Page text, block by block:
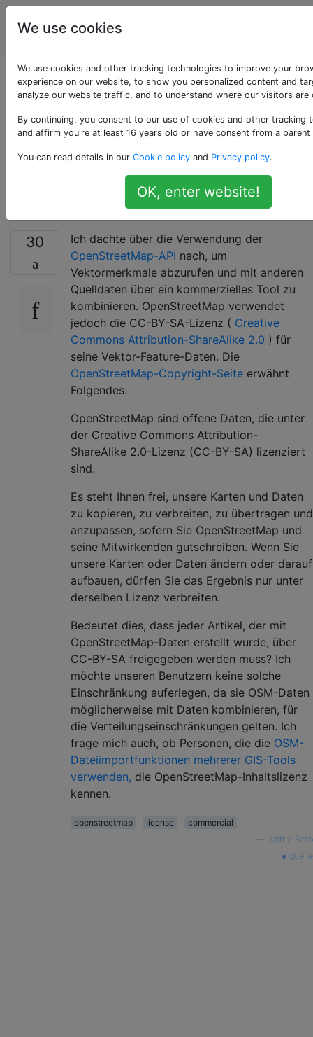
Geografisches
Informationssystem
OpenStreetMap-
Inhalte in
kommerziellen
Anwendungen
30
Ich dachte über die Verwendung der
OpenStreetMap-API nach, um
Vektormerkmale abzurufen und mit anderen
Quelldaten über ein kommerzielles Tool zu
kombinieren. OpenStreetMap verwendet
jedoch die CC-BY-SA-Lizenz ( Creative
Commons Attribution-ShareAlike 2.0 ) für
seine Vektor-Feature-Daten. Die
OpenStreetMap-Copyright-Seite erwähnt
Folgendes:
OpenStreetMap sind offene Daten, die unter
der Creative Commons Attribution-
ShareAlike 2.0-Lizenz (CC-BY-SA) lizenziert
sind.
Es steht Ihnen frei, unsere Karten und Daten
zu kopieren, zu verbreiten, zu übertragen und
anzupassen, sofern Sie OpenStreetMap und
seine Mitwirkenden gutschreiben. Wenn Sie
unsere Karten oder Daten ändern oder darauf
aufbauen, dürfen Sie das Ergebnis nur unter
derselben Lizenz verbreiten.
Bedeutet dies, dass jeder Artikel, der mit
OpenStreetMap-Daten erstellt wurde, über
CC-BY-SA freigegeben werden muss? Ich
möchte unseren Benutzern keine solche
Einschränkung auferlegen, da sie OSM-Daten
möglicherweise mit Daten kombinieren, für
die Verteilungseinschränkungen gelten. Ich
frage mich auch, ob Personen, die die OSM-
Dateiimportfunktionen mehrerer GIS-Tools
verwenden, die OpenStreetMap-Inhaltslizenz
kennen.
openstreetmap license
commercial
Jaime Soto
quelle
We use cookies
We use cookies and other tracking technologies to improve your
experience on our website, to show you personalized content and
analyze our website traffic, and to understand where our visitors are
By continuing, you consent to our use of cookies and other tracking
and affirm you're at least 16 years old or have consent from a parent
You can read details in our Cookie policy and Privacy policy.
OK, enter website!